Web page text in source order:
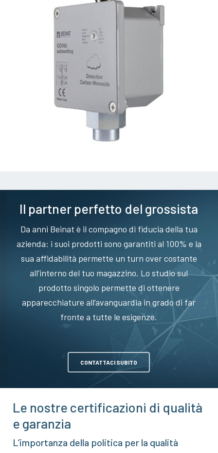
Il partner perfetto del grossista
Da anni Beinat è il compagno di fiducia della tua
azienda: i suoi prodotti sono garantiti al 100% e la
sua affidabilità permette un turn over costante
all’interno del tuo magazzino. Lo studio sul
prodotto singolo permette di ottenere
apparecchiature all’avanguardia in grado di far
fronte a tutte le esigenze.
CONTATTACI SUBITO
Le nostre certificazioni di qualità
e garanzia
L’importanza della politica per la qualità